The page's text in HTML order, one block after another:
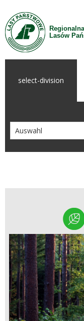
Zum Inhalt wechseln
Lasów
select-division